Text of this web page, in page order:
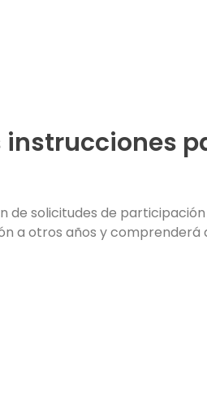
de solicitudes de
a otros años y comprenderá